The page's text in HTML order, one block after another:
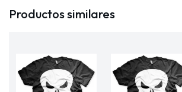
Productos similares